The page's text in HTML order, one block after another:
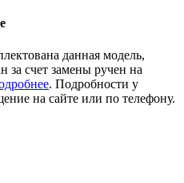
данная модель,
за счет замены ручен на
. Подробности у
на сайте или по телефону.